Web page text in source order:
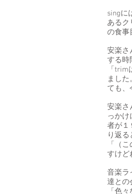
singに
あるク
の食事
安楽さ
する時
「
まし
ても、
安楽さ
っかけ
者が１
り返る
「（
すけど
音楽ラ
達との
「色